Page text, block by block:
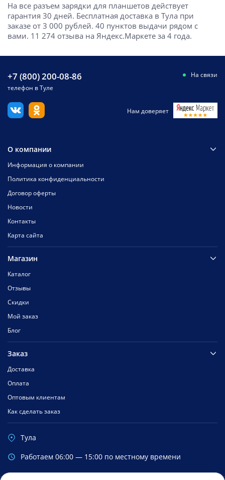
На все разъем зарядки для планшетов действует
гарантия 30 дней. Бесплатная доставка в Тула при
заказе от 3 000 рублей. 40 пунктов выдачи рядом с
вами. 11 274 отзыва на Яндекс.Маркете за 4 года.
+7 (800) 200-08-86
телефон в Туле
На связи
Нам доверяет
О компании
Информация о компании
Политика конфиденциальности
Договор оферты
Новости
Контакты
Карта сайта
Магазин
Каталог
Отзывы
Скидки
Мой заказ
Блог
Заказ
Доставка
Оплата
Оптовым клиентам
Как сделать заказ
Тула
Работаем 06:00 — 15:00 по местному времени